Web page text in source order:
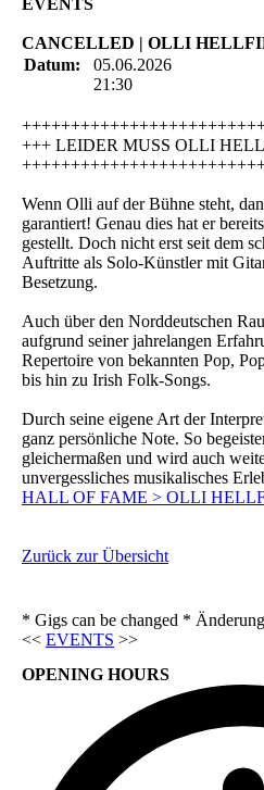
CANCELLED | OLLI
Datum:
05.06.2026
21:30
+++ LEIDER MUSS OLLI
Wenn Olli auf der Bühne steht,
garantiert! Genau dies hat er
gestellt. Doch nicht erst seit dem
Auftritte als Solo-Künstler mit
Besetzung.
Auch über den Norddeutschen
aufgrund seiner jahrelangen
Repertoire von bekannten Pop,
bis hin zu Irish Folk-Songs.
Durch seine eigene Art der
ganz persönliche Note. So
gleichermaßen und wird auch
unvergessliches musikalisches
HALL OF FAME > OLLI
Zurück zur Übersicht
* Gigs can be changed *
<< EVENTS >>
OPENING HOURS